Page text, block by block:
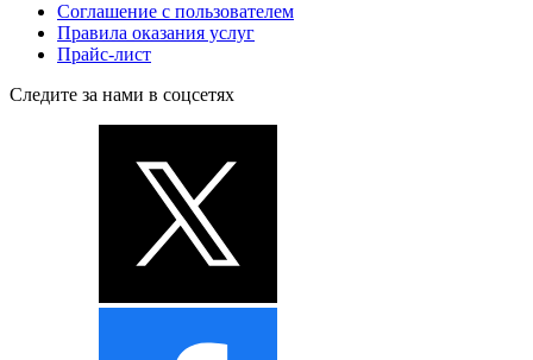
Соглашение с пользователем
Правила оказания услуг
Прайс-лист
Следите за нами в соцсетях